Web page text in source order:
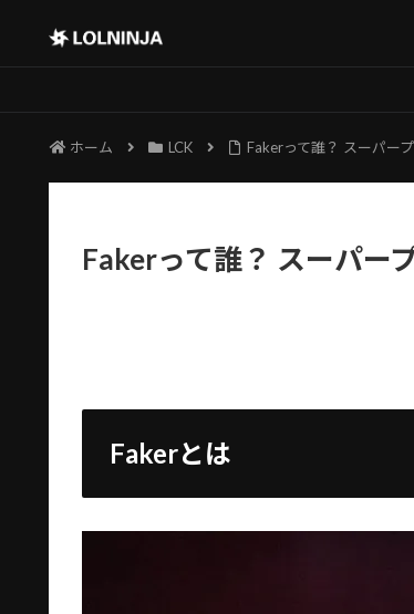
ホーム LCK Fakerって誰？ スーパー
Fakerって誰？ スーパー
Fakerとは